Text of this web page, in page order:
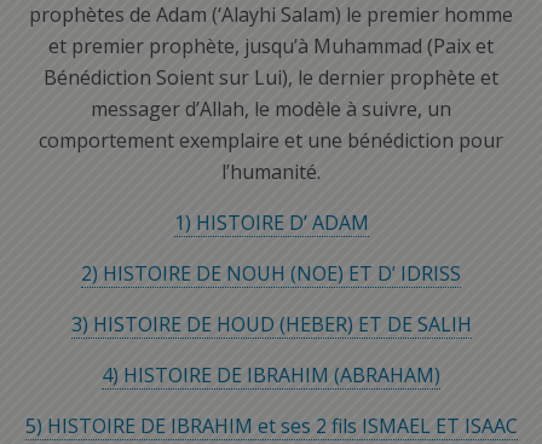
prophètes de Adam (‘Alayhi Salam) le premier homme
et premier prophète, jusqu’à Muhammad (Paix et
Bénédiction Soient sur Lui), le dernier prophète et
messager d’Allah, le modèle à suivre, un
comportement exemplaire et une bénédiction pour
l’humanité.
1) HISTOIRE D’ ADAM
2) HISTOIRE DE NOUH (NOE) ET D’ IDRISS
3) HISTOIRE DE HOUD (HEBER) ET DE SALIH
4) HISTOIRE DE IBRAHIM (ABRAHAM)
5) HISTOIRE DE IBRAHIM et ses 2 fils ISMAEL ET ISAAC